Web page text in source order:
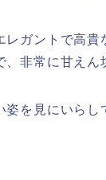
レガントで高貴
非常に甘えん
姿を見にいらし